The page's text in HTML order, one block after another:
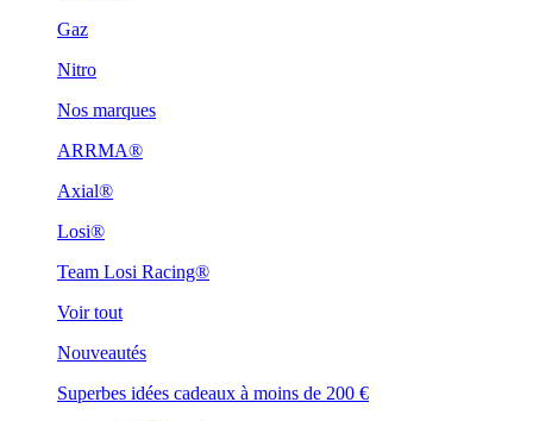
Gaz
Nitro
Nos marques
ARRMA®
Axial®
Losi®
Team Losi Racing®
Voir tout
Nouveautés
Superbes idées cadeaux à moins de 200 €